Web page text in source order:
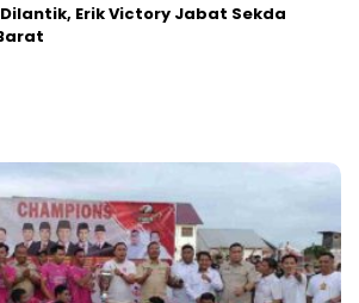
Erik Victory Jabat Sekda